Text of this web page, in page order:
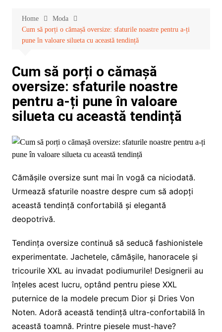
Home
Moda
Cum să porți o cămașă oversize: sfaturile noastre pentru a-ți
pune în valoare silueta cu această tendință
Cum să porți o cămașă
oversize: sfaturile noastre
pentru a-ți pune în valoare
silueta cu această tendință
Cămășile oversize sunt mai în vogă ca niciodată.
Urmează sfaturile noastre despre cum să adopți
această tendință confortabilă și elegantă
deopotrivă.
Tendința oversize continuă să seducă fashionistele
experimentate. Jachetele, cămășile, hanoracele și
tricourile XXL au invadat podiumurile! Designerii au
înțeles acest lucru, optând pentru piese XXL
puternice de la modele precum Dior și Dries Von
Noten. Adoră această tendință ultra-confortabilă în
această toamnă. Printre piesele must-have?